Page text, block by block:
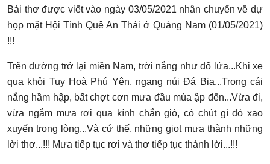
Bài thơ được viết vào ngày 03/05/2021 nhân chuyến về dự
họp mặt Hội Tình Quê An Thái ở Quảng Nam (01/05/2021)
!!!
Trên đường trở lại miền Nam, trời nắng như đổ lửa...Khi xe
qua khỏi Tuy Hoà Phú Yên, ngang núi Đá Bia...Trong cái
nắng hầm hập, bất chợt cơn mưa đầu mùa ập đến...Vừa đi,
vừa ngắm mưa rơi qua kính chắn gió, có chút gì đó xao
xuyến trong lòng...Và cứ thế, những giọt mưa thành những
lời thơ...!!! Mưa tiếp tục rơi và thơ tiếp tục thành lời...!!!